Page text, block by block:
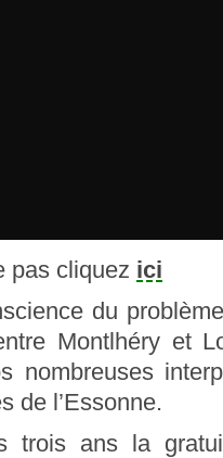
pas cliquez ici
du
Montlhéry et
nombreuses
de l’Essonne.
trois ans la